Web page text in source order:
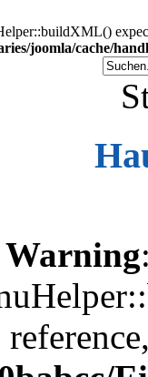
joomla/cache/
Warning